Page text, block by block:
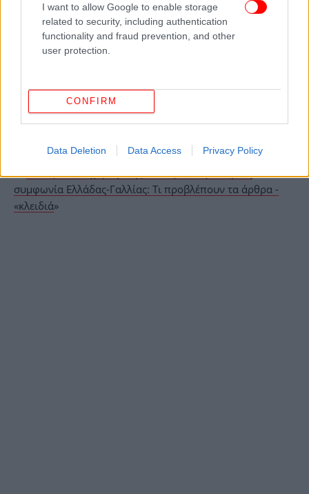
I want to allow Google to enable storage
related to security, including authentication
functionality and fraud prevention, and other
user protection.
CONFIRM
Data Deletion Data Access Privacy Policy
σκότωσε φύλακα συναγωγής στην Κοπεγχάγη. Ο
ένοπλος έπεσε νεκρός την επομένη το πρωί κατά τη
διάρκεια αναμέτρησης με τη δανική αστυνομία.
Eρχεται τριπλή επιδότηση για πετρέλαιο, φυσικό αέριο,
θα γίνονται τα δια ζώσης μαθήματα
Αλλάζει τον «χάρτη» της Μεσογείου η ιστορική
συμφωνία Ελλάδας-Γαλλίας: Τι προβλέπουν τα άρθρα -
«κλειδιά»